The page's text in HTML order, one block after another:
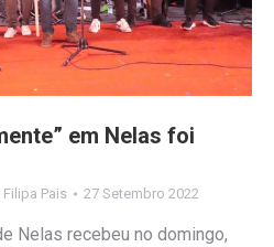
em Nelas foi
Filipa Pais 27 Setembro 2022
Nelas recebeu no domingo,